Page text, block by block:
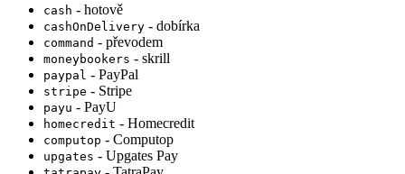
cash - hotově
cashOnDelivery - dobírka
command - převodem
moneybookers - skrill
paypal - PayPal
stripe - Stripe
payu - PayU
homecredit - Homecredit
computop - Computop
upgates - Upgates Pay